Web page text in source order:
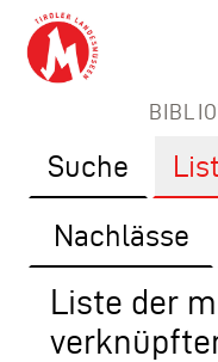
Suche
Nachlässe
Liste der